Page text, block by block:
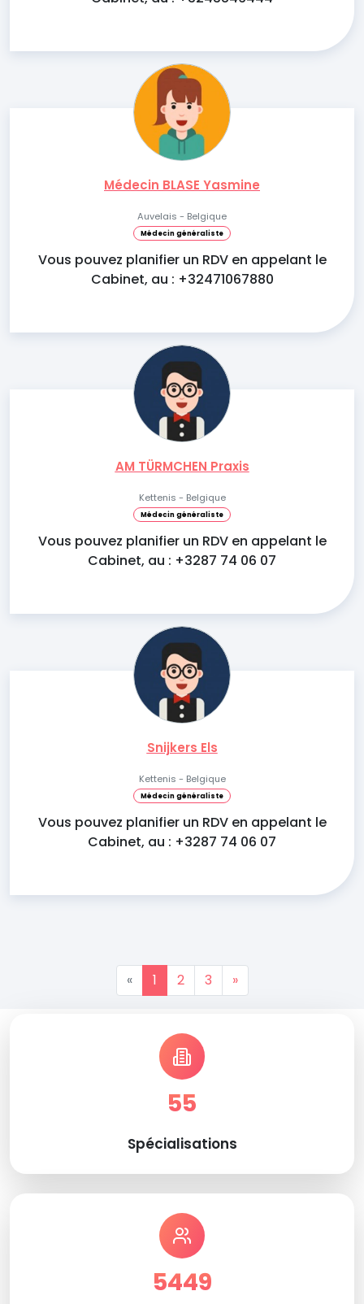
Médecin BLASE Yasmine
Auvelais - Belgique
Médecin généraliste
Vous pouvez planifier un RDV en appelant le
Cabinet, au : +32471067880
AM TÜRMCHEN Praxis
Kettenis - Belgique
Médecin généraliste
Vous pouvez planifier un RDV en appelant le
Cabinet, au : +3287 74 06 07
Snijkers Els
Kettenis - Belgique
Médecin généraliste
Vous pouvez planifier un RDV en appelant le
Cabinet, au : +3287 74 06 07
« 1 2 3 »
55
Spécialisations
5449